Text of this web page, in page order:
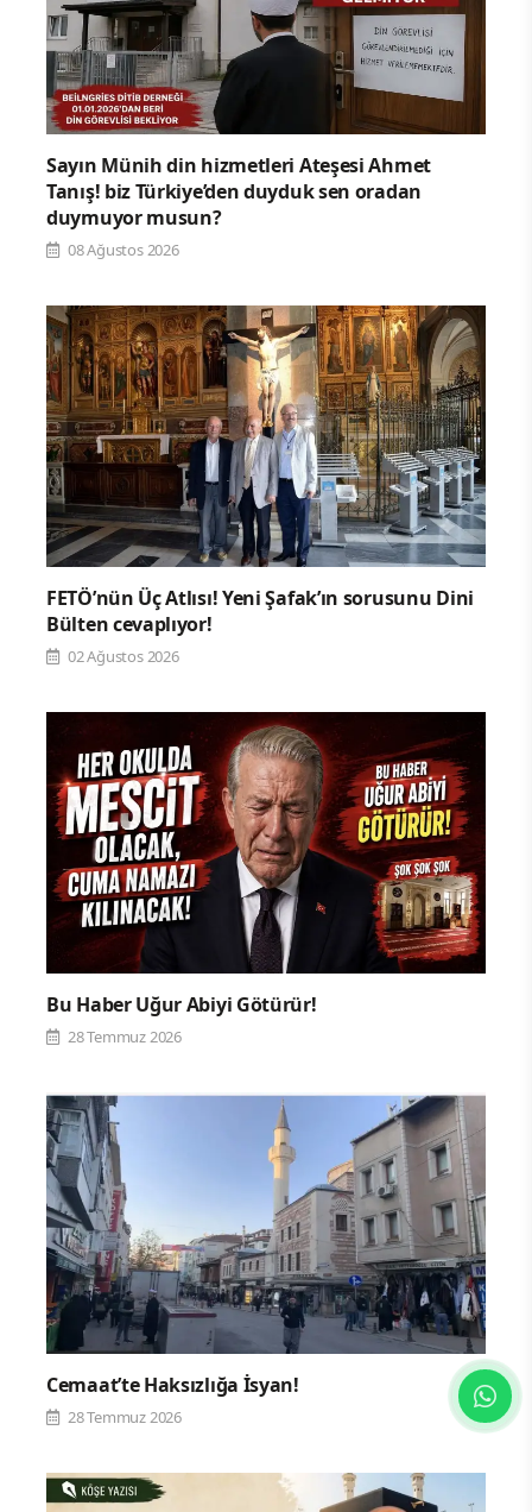
Sayın Münih din hizmetleri Ateşesi Ahmet
Tanış! biz Türkiye’den duyduk sen oradan
duymuyor musun?
08 Ağustos 2026
FETÖ’nün Üç Atlısı! Yeni Şafak’ın sorusunu Dini
Bülten cevaplıyor!
02 Ağustos 2026
Bu Haber Uğur Abiyi Götürür!
28 Temmuz 2026
Cemaat’te Haksızlığa İsyan!
28 Temmuz 2026